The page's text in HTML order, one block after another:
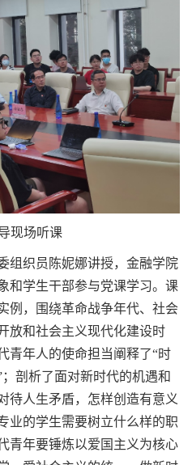
现场听课
组织员陈妮娜讲授，金融学院
和学生干部参与党课学习。课
例，围绕革命战争年代、社会
放和社会主义现代化建设时
青年人的使命担当阐释了“时
剖析了面对新时代的机遇和
待人生矛盾，怎样创造有意义
业的学生需要树立什么样的职
青年要锤炼以爱国主义为核心